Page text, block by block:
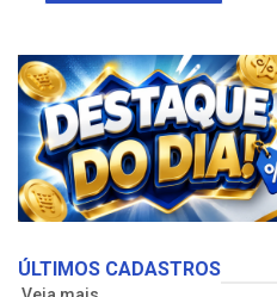
ÚLTIMOS CADASTROS